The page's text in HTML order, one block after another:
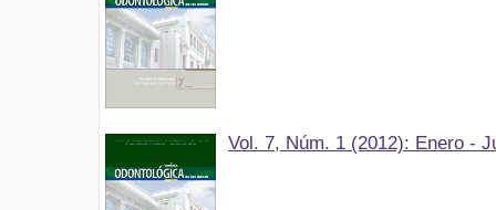
Vol. 7, Núm. 1 (2012): Enero -